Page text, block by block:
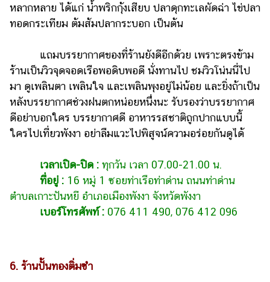
หลากหลาย ได้แก่ น้ำพริกกุ้งเสียบ ปลาดุกทะเลผัดฉ่า ไข่ปลา
ทอดกระเทียม ต้มส้มปลากระบอก เป็นต้น
แถมบรรยากาศของที่ร้านยังดีอีกด้วย เพราะตรงข้าม
ร้านเป็นวิวจุดจอดเรือพอดิบพอดี นั่งทานไป ชมวิวโน่นนี่ไป
มา ดูเพลินตา เพลินใจ และเพลินพุงอยู่ไม่น้อย และยิ่งถ้าเป็น
หลังบรรยากาศช่วงฝนตกหน่อยหนึ่งนะ รับรองว่าบรรยากาศ
ดีอย่าบอกใคร บรรยากาศดี อาหารรสชาติถูกปากแบบนี้
ใครไปเที่ยวพังงา อย่าลืมแวะไปพิสูจน์ความอร่อยกันดูได้
เวลาเปิด-ปิด : ทุกวัน เวลา 07.00-21.00 น.
ที่อยู่ : 16 หมู่ 1 ซอยท่าเรือท่าด่าน ถนนท่าด่าน
ตำบลเกาะปันหยี อำเภอเมืองพังงา จังหวัดพังงา
เบอร์โทรศัพท์ : 076 411 490, 076 412 096
6. ร้านปั้นทองติ่มซำ